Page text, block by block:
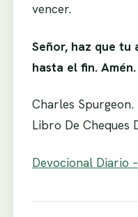
vencer.
Señor, haz que tu
hasta el fin. Amén.
Charles Spurgeon.
Libro De Cheques
Devocional Diario